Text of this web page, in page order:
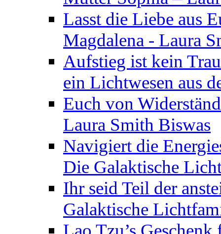
Lasst die Liebe aus
Magdalena - Laura
Aufstieg ist kein
ein Lichtwesen aus
Euch von
Laura Smith Biswas
Navigiert die
Die Galaktische
Ihr seid Teil der
Galaktische